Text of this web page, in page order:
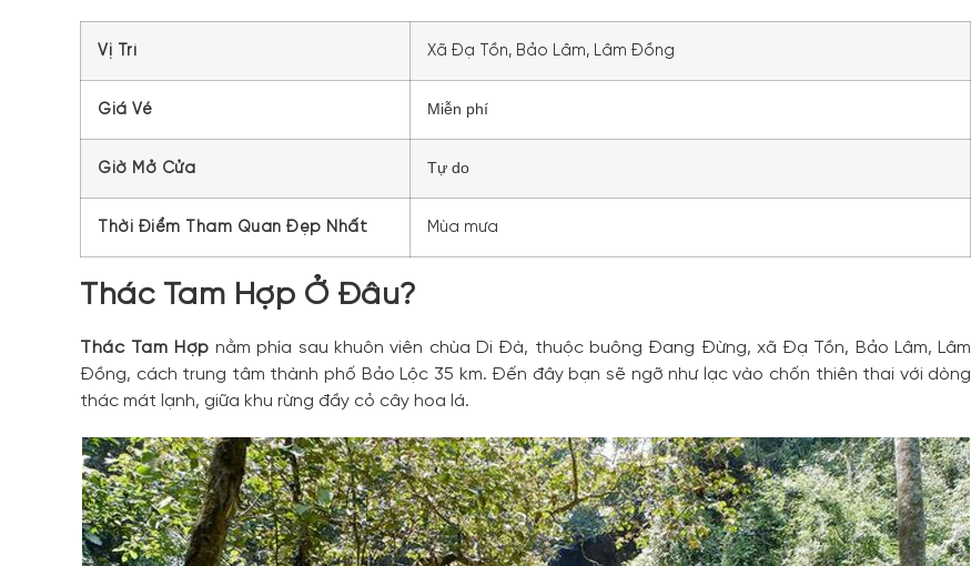
Vị Trí Xã Đạ Tồn, Bảo Lâm, Lâm Đồng
Giá Vé Miễn phí
Giờ Mở Cửa Tự do
Thời Điểm Tham Quan Đẹp Nhất Mùa mưa
Thác Tam Hợp Ở Đâu?
Thác Tam Hợp nằm phía sau khuôn viên chùa Di Đà, thuộc buông Đang Đừng, xã Đạ Tồn, Bảo Lâm, Lâm
Đồng, cách trung tâm thành phố Bảo Lộc 35 km. Đến đây bạn sẽ ngỡ như lạc vào chốn thiên thai với dòng
thác mát lạnh, giữa khu rừng đầy cỏ cây hoa lá.